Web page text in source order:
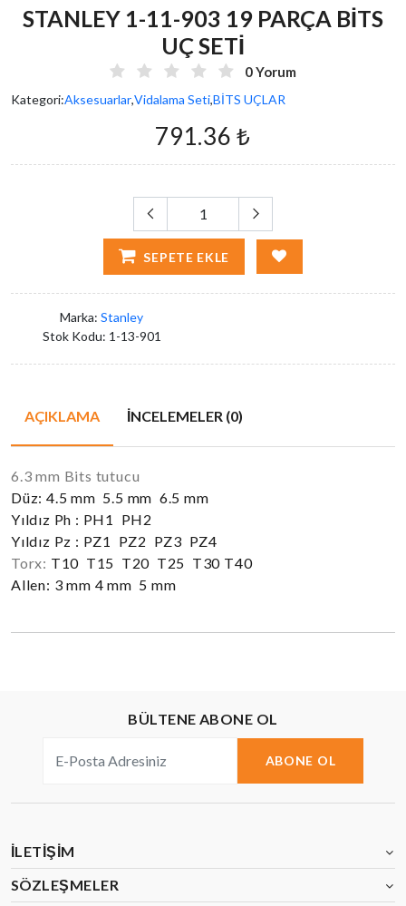
STANLEY 1-11-903 19 PARÇA BİTS
UÇ SETİ
0 Yorum
Kategori:Aksesuarlar,Vidalama Seti,BİTS UÇLAR
791.36 ₺
SEPETE EKLE
Marka: Stanley
Stok Kodu: 1-13-901
AÇIKLAMA İNCELEMELER (0)
6.3 mm Bits tutucu
Düz: 4.5 mm 5.5 mm 6.5 mm
Yıldız Ph : PH1 PH2
Yıldız Pz : PZ1 PZ2 PZ3 PZ4
Torx: T10 T15 T20 T25 T30 T40
Allen: 3 mm 4 mm 5 mm
BÜLTENE ABONE OL
ABONE OL
İLETIŞIM
SÖZLEŞMELER